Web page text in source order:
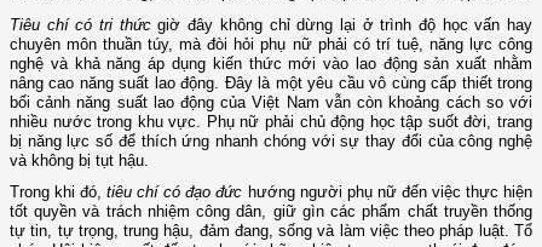
Tiêu chí có tri thứcgiờ đây không chỉ dừng lại ở trình độ học vấn hay
chuyên môn thuần túy, mà đòi hỏi phụ nữ phải có trí tuệ, năng lực công
nghệ và khả năng áp dụng kiến thức mới vào lao động sản xuất nhằm
nâng cao năng suất lao động. Đây là một yêu cầu vô cùng cấp thiết trong
bối cảnh năng suất lao động của Việt Nam vẫn còn khoảng cách so với
nhiều nước trong khu vực. Phụ nữ phải chủ động học tập suốt đời, trang
bị năng lực số để thích ứng nhanh chóng với sự thay đổi của công nghệ
và không bị tụt hậu.
Trong khi đó,tiêu chí có đạo đức hướng người phụ nữ đến việc thực hiện
tốt quyền và trách nhiệm công dân, giữ gìn các phẩm chất truyền thống
tự tin, tự trọng, trung hậu, đảm đang, sống và làm việc theo pháp luật. Tổ